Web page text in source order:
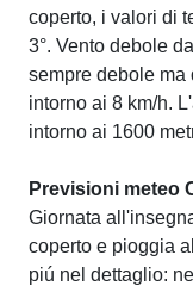
coperto, i valori di
3°. Vento debole
sempre debole ma
intorno ai 8 km/h.
intorno ai 1600
Previsioni meteo
Giornata
coperto e pioggia
piú nel dettaglio: